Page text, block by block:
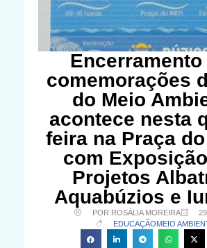
Encerramento
comemorações
do Meio
acontece nesta
feira na Praça do
com
Projetos
Aquabúzios e
POR ROSÁLIA MOREIRA
EDUCAÇÃOMEIO